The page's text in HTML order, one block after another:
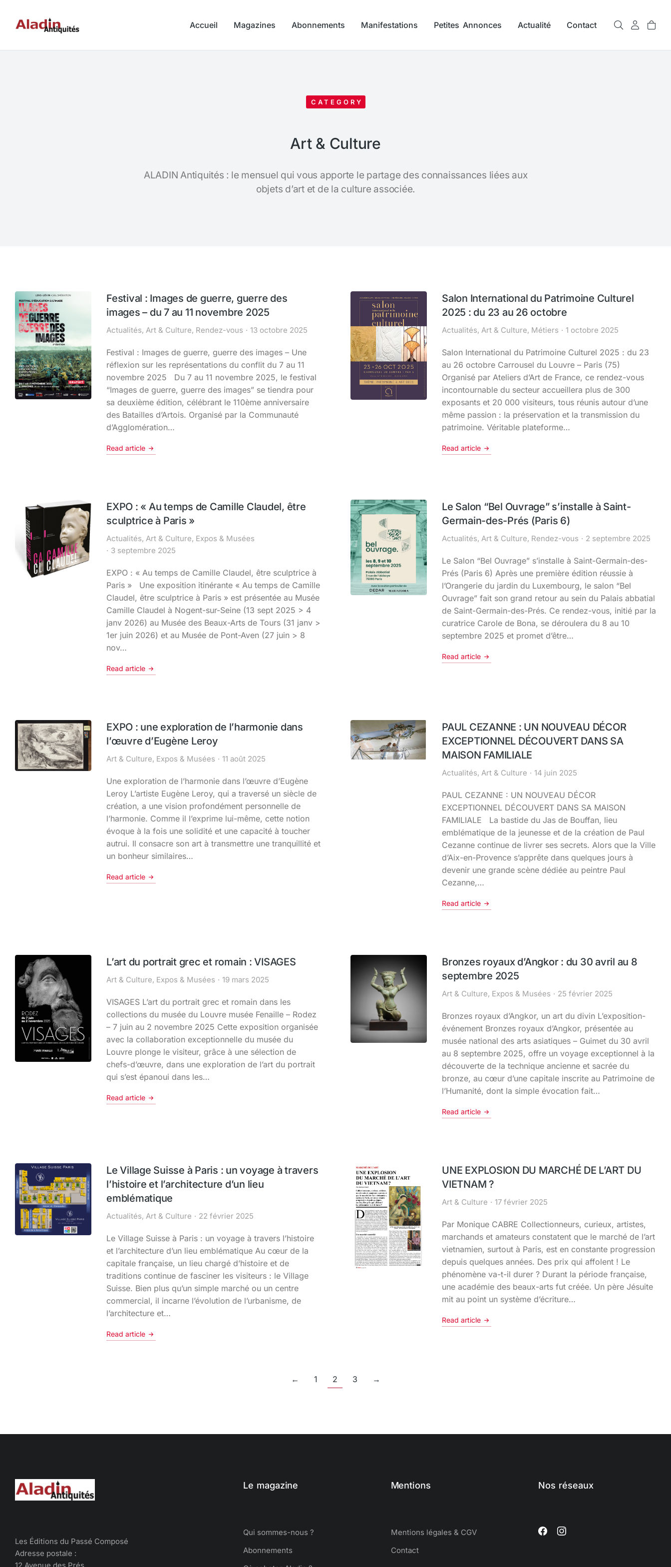
Accueil Magazines Abonnements Manifestations Petites Annonces Actualité Contact
CATEGORY
Art & Culture
ALADIN Antiquités : le mensuel qui vous apporte le partage des connaissances liées aux
objets d’art et de la culture associée.
Festival : Images de guerre, guerre des
images – du 7 au 11 novembre 2025
Actualités, Art & Culture, Rendez-vous 13 octobre 2025
Festival : Images de guerre, guerre des images – Une
réflexion sur les représentations du conflit du 7 au 11
novembre 2025 Du 7 au 11 novembre 2025, le festival
“Images de guerre, guerre des images” se tiendra pour
sa deuxième édition, célébrant le 110ème anniversaire
des Batailles d’Artois. Organisé par la Communauté
d’Agglomération…
Read article
Salon International du Patrimoine Culturel
2025 : du 23 au 26 octobre
Actualités, Art & Culture, Métiers 1 octobre 2025
Salon International du Patrimoine Culturel 2025 : du 23
au 26 octobre Carrousel du Louvre – Paris (75)
Organisé par Ateliers d’Art de France, ce rendez-vous
incontournable du secteur accueillera plus de 300
exposants et 20 000 visiteurs, tous réunis autour d’une
même passion : la préservation et la transmission du
patrimoine. Véritable plateforme…
Read article
EXPO : « Au temps de Camille Claudel, être
sculptrice à Paris »
Actualités, Art & Culture, Expos & Musées
3 septembre 2025
EXPO : « Au temps de Camille Claudel, être sculptrice à
Paris » Une exposition itinérante « Au temps de Camille
Claudel, être sculptrice à Paris » est présentée au Musée
Camille Claudel à Nogent-sur-Seine (13 sept 2025 > 4
janv 2026) au Musée des Beaux-Arts de Tours (31 janv >
1er juin 2026) et au Musée de Pont-Aven (27 juin > 8
nov…
Read article
Le Salon “Bel Ouvrage” s’installe à Saint-
Germain-des-Prés (Paris 6)
Actualités, Art & Culture, Rendez-vous 2 septembre 2025
Le Salon “Bel Ouvrage” s’installe à Saint-Germain-des-
Prés (Paris 6) Après une première édition réussie à
l’Orangerie du jardin du Luxembourg, le salon “Bel
Ouvrage” fait son grand retour au sein du Palais abbatial
de Saint-Germain-des-Prés. Ce rendez-vous, initié par la
curatrice Carole de Bona, se déroulera du 8 au 10
septembre 2025 et promet d’être…
Read article
EXPO : une exploration de l’harmonie dans
l’œuvre d’Eugène Leroy
Art & Culture, Expos & Musées 11 août 2025
Une exploration de l’harmonie dans l’œuvre d’Eugène
Leroy L’artiste Eugène Leroy, qui a traversé un siècle de
création, a une vision profondément personnelle de
l’harmonie. Comme il l’exprime lui-même, cette notion
évoque à la fois une solidité et une capacité à toucher
autrui. Il consacre son art à transmettre une tranquillité et
un bonheur similaires…
Read article
PAUL CEZANNE : UN NOUVEAU DÉCOR
EXCEPTIONNEL DÉCOUVERT DANS SA
MAISON FAMILIALE
Actualités, Art & Culture 14 juin 2025
PAUL CEZANNE : UN NOUVEAU DÉCOR
EXCEPTIONNEL DÉCOUVERT DANS SA MAISON
FAMILIALE La bastide du Jas de Bouffan, lieu
emblématique de la jeunesse et de la création de Paul
Cezanne continue de livrer ses secrets. Alors que la Ville
d’Aix-en-Provence s’apprête dans quelques jours à
devenir une grande scène dédiée au peintre Paul
Cezanne,…
Read article
L’art du portrait grec et romain : VISAGES
Art & Culture, Expos & Musées 19 mars 2025
VISAGES L’art du portrait grec et romain dans les
collections du musée du Louvre musée Fenaille – Rodez
– 7 juin au 2 novembre 2025 Cette exposition organisée
avec la collaboration exceptionnelle du musée du
Louvre plonge le visiteur, grâce à une sélection de
chefs-d’œuvre, dans une exploration de l’art du portrait
qui s’est épanoui dans les…
Read article
Bronzes royaux d’Angkor : du 30 avril au 8
septembre 2025
Art & Culture, Expos & Musées 25 février 2025
Bronzes royaux d’Angkor, un art du divin L’exposition-
événement Bronzes royaux d’Angkor, présentée au
musée national des arts asiatiques – Guimet du 30 avril
au 8 septembre 2025, offre un voyage exceptionnel à la
découverte de la technique ancienne et sacrée du
bronze, au cœur d’une capitale inscrite au Patrimoine de
l’Humanité, dont la simple évocation fait…
Read article
Le Village Suisse à Paris : un voyage à travers
l’histoire et l’architecture d’un lieu
emblématique
Actualités, Art & Culture 22 février 2025
Le Village Suisse à Paris : un voyage à travers l’histoire
et l’architecture d’un lieu emblématique Au cœur de la
capitale française, un lieu chargé d’histoire et de
traditions continue de fasciner les visiteurs : le Village
Suisse. Bien plus qu’un simple marché ou un centre
commercial, il incarne l’évolution de l’urbanisme, de
l’architecture et…
Read article
UNE EXPLOSION DU MARCHÉ DE L’ART DU
VIETNAM ?
Art & Culture 17 février 2025
Par Monique CABRE Collectionneurs, curieux, artistes,
marchands et amateurs constatent que le marché de l’art
vietnamien, surtout à Paris, est en constante progression
depuis quelques années. Des prix qui affolent ! Le
phénomène va-t-il durer ? Durant la période française,
une académie des beaux-arts fut créée. Un père Jésuite
mit au point un système d’écriture…
Read article
← 1 2 3 →
Les Éditions du Passé Composé
Adresse postale :
Le magazine
Qui sommes-nous ?
Abonnements
Mentions
Mentions légales & CGV
Contact
Nos réseaux